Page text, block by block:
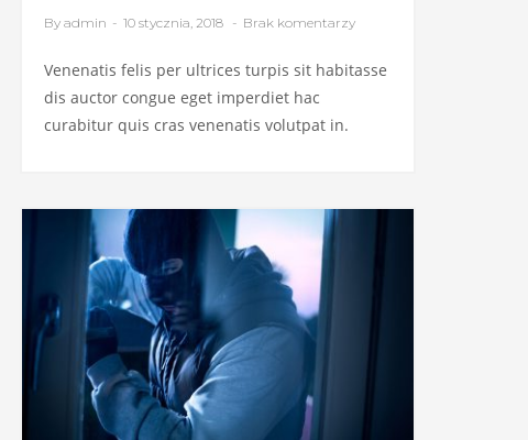
By admin - 10 stycznia, 2018 - Brak komentarzy
Venenatis felis per ultrices turpis sit habitasse
dis auctor congue eget imperdiet hac
curabitur quis cras venenatis volutpat in.